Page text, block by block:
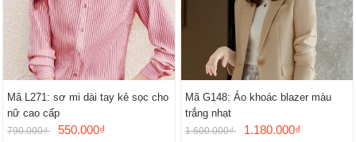
Mã L271: sơ mi dài tay kẻ sọc cho
nữ cao cấp
790.000₫ 550.000₫
Mã G148: Áo khoác blazer màu
trắng nhạt
1.600.000₫ 1.180.000₫